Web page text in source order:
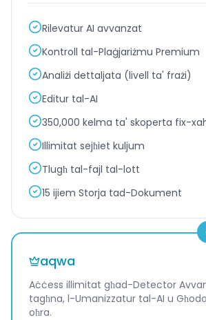
Rilevatur AI avvanzat
Kontroll tal-Plaġjariżmu Premium
Analiżi dettaljata (livell ta' frażi)
Editur tal-AI
350,000 kelma ta' skoperta fix-
Illimitat sejħiet kuljum
Tlugħ tal-fajl tal-lott
15 ijiem Storja tad-Dokument
aqwa
Aċċess illimitat għad-Detector
tagħna, l-Umanizzatur tal-AI u
oħra.